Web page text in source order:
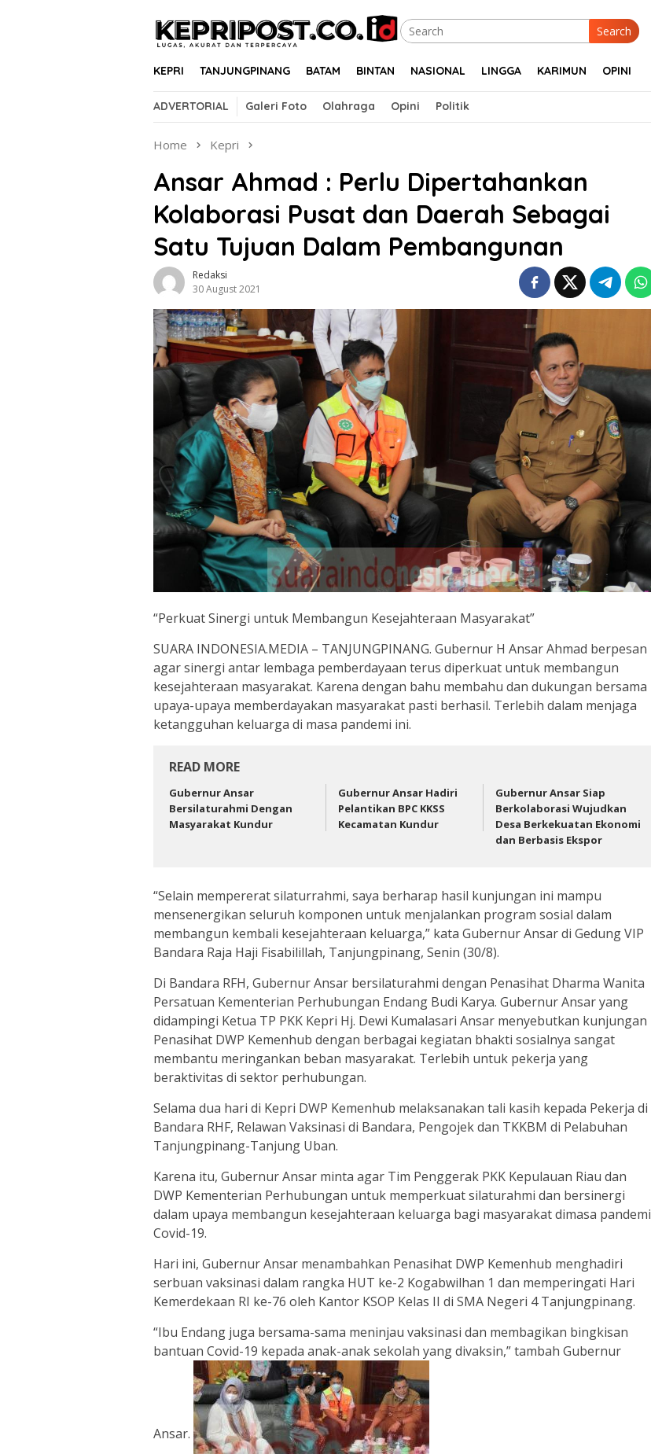
Search
KEPRI TANJUNGPINANG BATAM BINTAN NASIONAL LINGGA KARIMUN OPINI
ADVERTORIAL Galeri Foto Olahraga Opini Politik
Home Kepri
Ansar Ahmad : Perlu Dipertahankan
Kolaborasi Pusat dan Daerah Sebagai
Satu Tujuan Dalam Pembangunan
Redaksi
30 August 2021
“Perkuat Sinergi untuk Membangun Kesejahteraan Masyarakat”
SUARA INDONESIA.MEDIA – TANJUNGPINANG. Gubernur H Ansar Ahmad berpesan
agar sinergi antar lembaga pemberdayaan terus diperkuat untuk membangun
kesejahteraan masyarakat. Karena dengan bahu membahu dan dukungan bersama
upaya-upaya memberdayakan masyarakat pasti berhasil. Terlebih dalam menjaga
ketangguhan keluarga di masa pandemi ini.
READ MORE
Gubernur Ansar
Bersilaturahmi Dengan
Masyarakat Kundur
Gubernur Ansar Hadiri
Pelantikan BPC KKSS
Kecamatan Kundur
Gubernur Ansar Siap
Berkolaborasi Wujudkan
Desa Berkekuatan Ekonomi
dan Berbasis Ekspor
“Selain mempererat silaturrahmi, saya berharap hasil kunjungan ini mampu
mensenergikan seluruh komponen untuk menjalankan program sosial dalam
membangun kembali kesejahteraan keluarga,” kata Gubernur Ansar di Gedung VIP
Bandara Raja Haji Fisabilillah, Tanjungpinang, Senin (30/8).
Di Bandara RFH, Gubernur Ansar bersilaturahmi dengan Penasihat Dharma Wanita
Persatuan Kementerian Perhubungan Endang Budi Karya. Gubernur Ansar yang
didampingi Ketua TP PKK Kepri Hj. Dewi Kumalasari Ansar menyebutkan kunjungan
Penasihat DWP Kemenhub dengan berbagai kegiatan bhakti sosialnya sangat
membantu meringankan beban masyarakat. Terlebih untuk pekerja yang
beraktivitas di sektor perhubungan.
Selama dua hari di Kepri DWP Kemenhub melaksanakan tali kasih kepada Pekerja di
Bandara RHF, Relawan Vaksinasi di Bandara, Pengojek dan TKKBM di Pelabuhan
Tanjungpinang-Tanjung Uban.
Karena itu, Gubernur Ansar minta agar Tim Penggerak PKK Kepulauan Riau dan
DWP Kementerian Perhubungan untuk memperkuat silaturahmi dan bersinergi
dalam upaya membangun kesejahteraan keluarga bagi masyarakat dimasa pandemi
Covid-19.
Hari ini, Gubernur Ansar menambahkan Penasihat DWP Kemenhub menghadiri
serbuan vaksinasi dalam rangka HUT ke-2 Kogabwilhan 1 dan memperingati Hari
Kemerdekaan RI ke-76 oleh Kantor KSOP Kelas II di SMA Negeri 4 Tanjungpinang.
“Ibu Endang juga bersama-sama meninjau vaksinasi dan membagikan bingkisan
bantuan Covid-19 kepada anak-anak sekolah yang divaksin,” tambah Gubernur
Ansar.